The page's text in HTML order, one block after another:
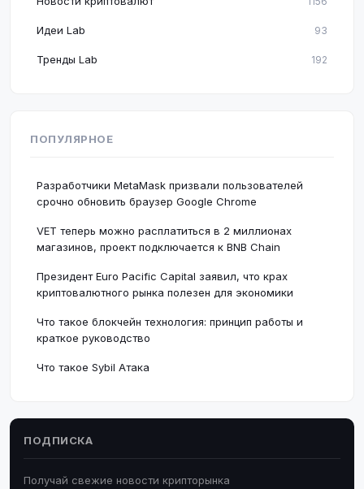
Идеи Lab 93
Тренды Lab 192
ПОПУЛЯРНОЕ
Разработчики MetaMask призвали пользователей
срочно обновить браузер Google Chrome
VET теперь можно расплатиться в 2 миллионах
магазинов, проект подключается к BNB Chain
Президент Euro Pacific Capital заявил, что крах
криптовалютного рынка полезен для экономики
Что такое блокчейн технология: принцип работы и
краткое руководство
Что такое Sybil Атака
ПОДПИСКА
Получай свежие новости крипторынка